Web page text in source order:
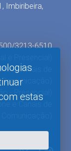
Imbiribeira,
3213-6510
e Canais de
Comunicação)
- Presencial)
e Canais de
estas